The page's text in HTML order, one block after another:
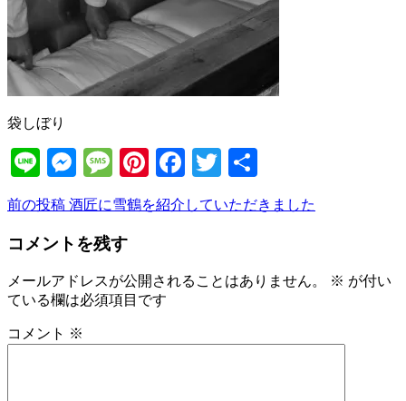
袋しぼり
LineMessenger
Message
Pinterest
Facebook
Twitter
有
投
稿
ビ
ゲ
前
投
前の投稿 酒匠に雪鶴を紹介していただきました
コメントを残す
メールアドレスが公開されることはありません。 ※ が付い
ている欄は必須項目です
コメント ※